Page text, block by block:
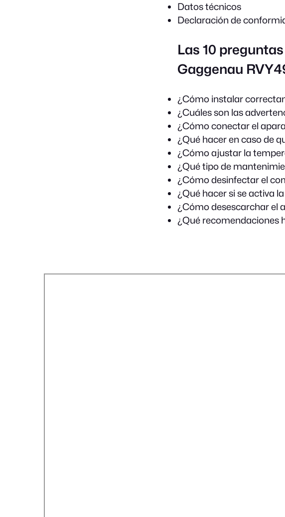
Datos técnicos
Declaración de
Las 10
Gaggenau
¿Cómo instalar
¿Cuáles son las
¿Cómo conectar el
¿Qué hacer en caso de
¿Cómo ajustar la
¿Qué tipo de
¿Cómo desinfectar el
¿Qué hacer si se activa
¿Cómo desescarchar el
¿Qué recomendaciones